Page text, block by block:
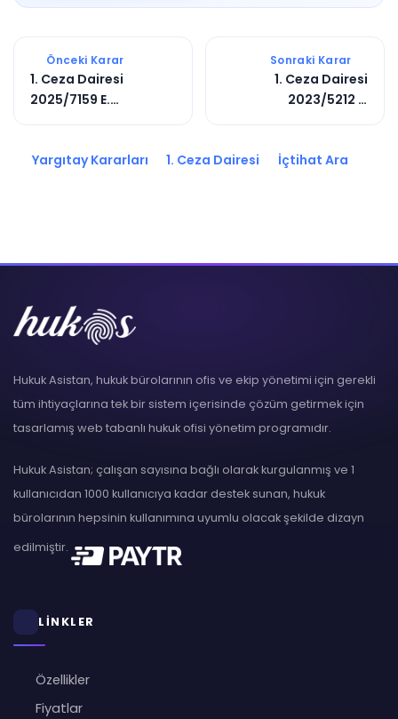
Önceki Karar
1. Ceza Dairesi
2025/7159 E.
Sonraki Karar
1. Ceza Dairesi
2023/5212 E.
Yargıtay Kararları 1. Ceza Dairesi İçtihat Ara
Hukuk Asistan, hukuk bürolarının ofis ve ekip yönetimi için gerekli
tüm ihtiyaçlarına tek bir sistem içerisinde çözüm getirmek için
tasarlamış web tabanlı hukuk ofisi yönetim programıdır.
Hukuk Asistan; çalışan sayısına bağlı olarak kurgulanmış ve 1
kullanıcıdan 1000 kullanıcıya kadar destek sunan, hukuk
bürolarının hepsinin kullanımına uyumlu olacak şekilde dizayn
edilmiştir.
LİNKLER
Özellikler
Fiyatlar